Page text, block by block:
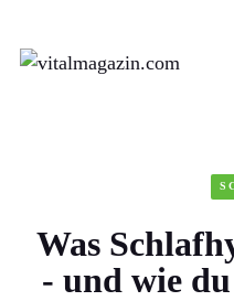
Zum
Inhalt
Was
- und wie du